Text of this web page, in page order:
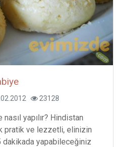
23128
yapılır? Hindistan
pratik ve lezzetli, elinizin
dakikada yapabileceğiniz